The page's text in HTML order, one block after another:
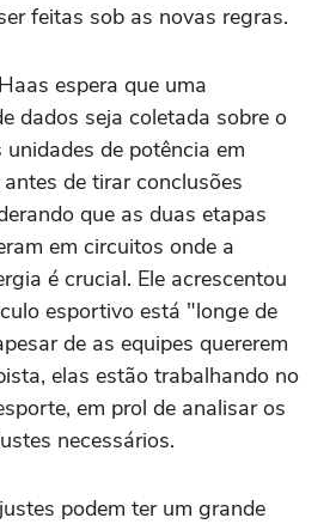
feitas sob as novas regras.
espera que uma
dados seja coletada sobre o
de potência em
de tirar conclusões
que as duas etapas
em circuitos onde a
é crucial. Ele acrescentou
esportivo está "longe de
de as equipes quererem
elas estão trabalhando no
em prol de analisar os
necessários.
podem ter um grande